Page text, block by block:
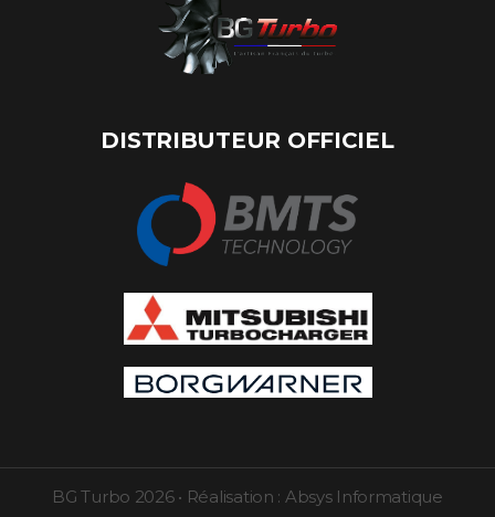
DISTRIBUTEUR OFFICIEL
BG Turbo 2026 • Réalisation : Absys Informatique